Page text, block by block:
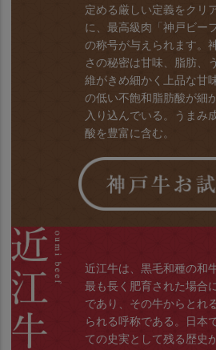
定める厳しい定義をクリ
に、最高級肉「神戸ビー
の称号が与えられます。
さの秘密は甘味、脂肪、
維がきめ細かく上品な甘
の低い不飽和脂肪酸が細
入り込んでいる。うまみ
酸を豊富に含む。
近江牛は、黒毛和種の和
最も長く肥育された場合
であり、その牛からとれ
られる呼称である。日本
ての史実として残る歴史